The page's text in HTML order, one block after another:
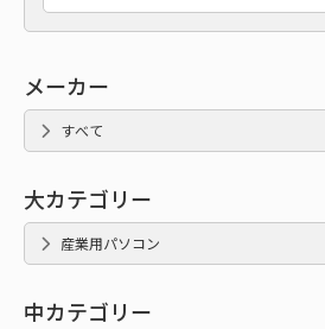
メーカー
すべて
大カテゴリー
産業用パソコン
中カテゴリー